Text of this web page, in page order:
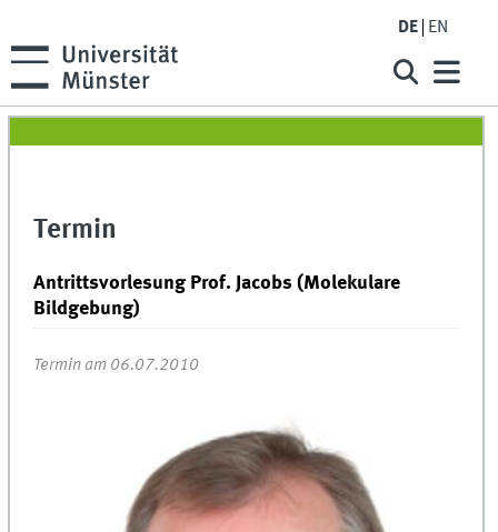
DE EN
Termin
Antrittsvorlesung Prof. Jacobs (Molekulare
Bildgebung)
Termin am 06.07.2010